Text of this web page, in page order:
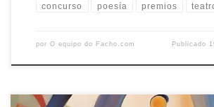
concurso poesía premios
por O equipo do Facho.com Publicado